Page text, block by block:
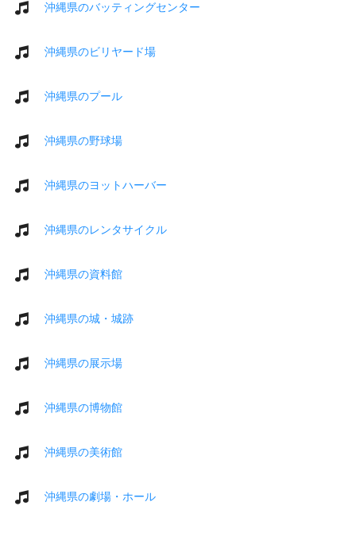
沖縄県のバッティングセンター
沖縄県のビリヤード場
沖縄県のプール
沖縄県の野球場
沖縄県のヨットハーバー
沖縄県のレンタサイクル
沖縄県の資料館
沖縄県の城・城跡
沖縄県の展示場
沖縄県の博物館
沖縄県の美術館
沖縄県の劇場・ホール